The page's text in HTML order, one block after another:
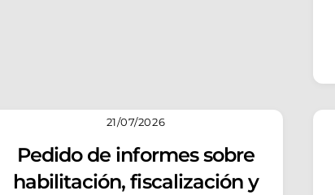
21/07/2026
Pedido de informes sobre
habilitación, fiscalización y